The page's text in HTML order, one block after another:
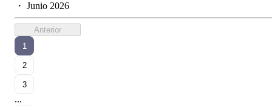
・ Junio 2026
Anterior
1
2
3
...